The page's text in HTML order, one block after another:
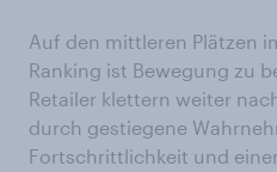
Auf den mittleren Plätzen
Ranking ist Bewegung zu
Retailer klettern weiter
durch gestiegene
Fortschrittlichkeit und